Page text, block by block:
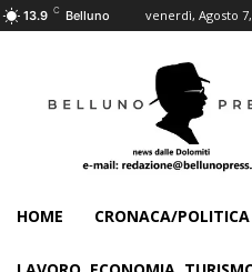
13.9 C Belluno venerdì, Agosto
HOME CRONACA/POLITICA